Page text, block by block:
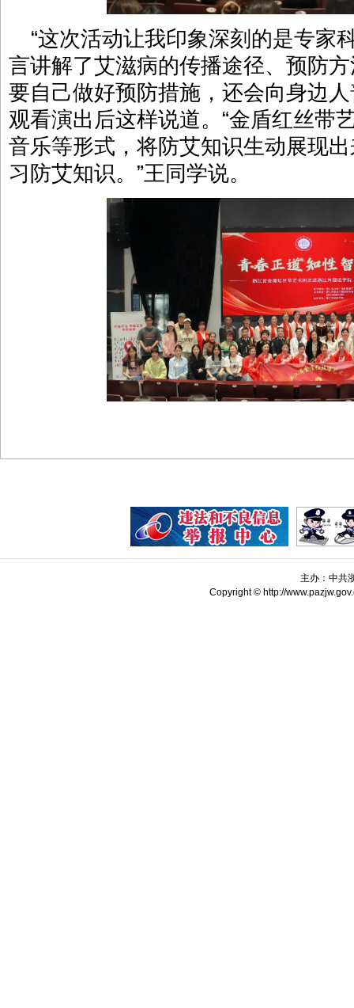
“这次活动让我印象深刻的是专家
言讲解了艾滋病的传播途径、预防
要自己做好预防措施，还会向身边
观看演出后这样说道。 “金盾红丝带
音乐等形式，将防艾知识生动展现
习 防艾知识。”王同学说。
主办：中共
Copyright © http://